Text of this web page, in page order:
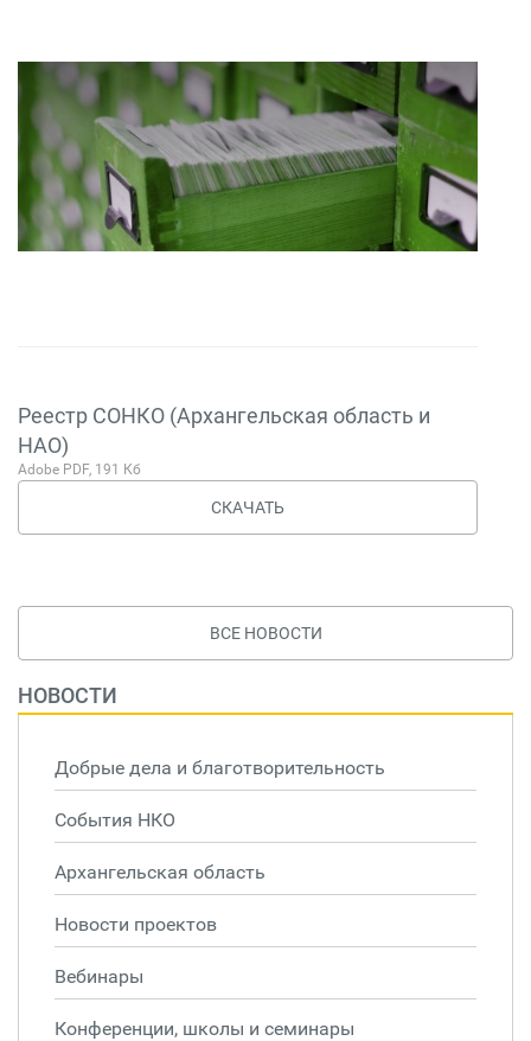
Реестр СОНКО (Архангельская область и
НАО)
Adobe PDF, 191 Кб
СКАЧАТЬ
ВСЕ НОВОСТИ
НОВОСТИ
Добрые дела и благотворительность
События НКО
Архангельская область
Новости проектов
Вебинары
Конференции, школы и семинары